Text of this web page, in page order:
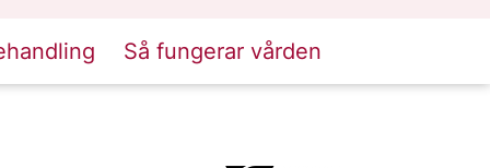
Så fungerar vården